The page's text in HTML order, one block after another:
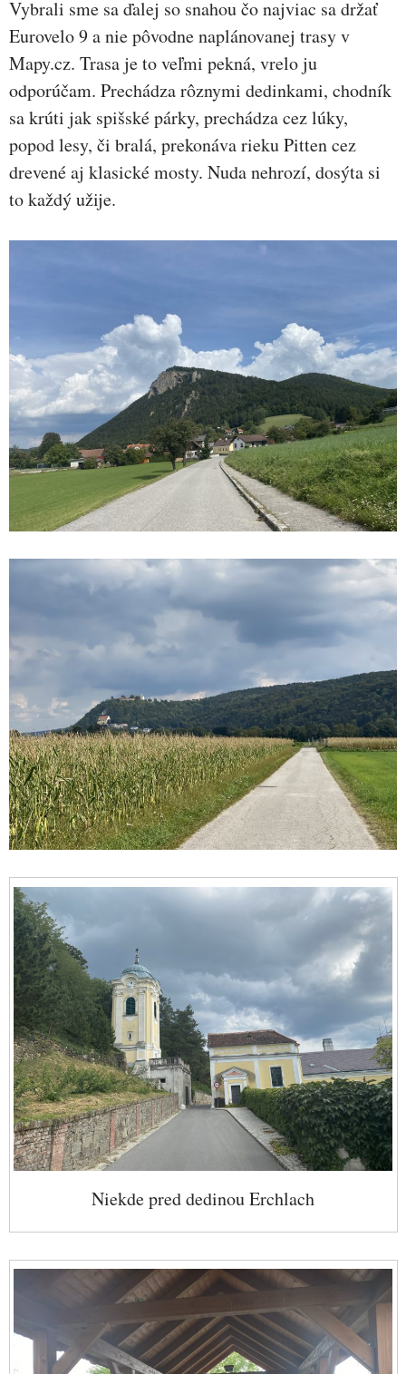
Vybrali sme sa ďalej so snahou čo najviac sa držať
Eurovelo 9 a nie pôvodne naplánovanej trasy v
Mapy.cz. Trasa je to veľmi pekná, vrelo ju
odporúčam. Prechádza rôznymi dedinkami, chodník
sa krúti jak spišské párky, prechádza cez lúky,
popod lesy, či bralá, prekonáva rieku Pitten cez
drevené aj klasické mosty. Nuda nehrozí, dosýta si
to každý užije.
Niekde pred dedinou Erchlach